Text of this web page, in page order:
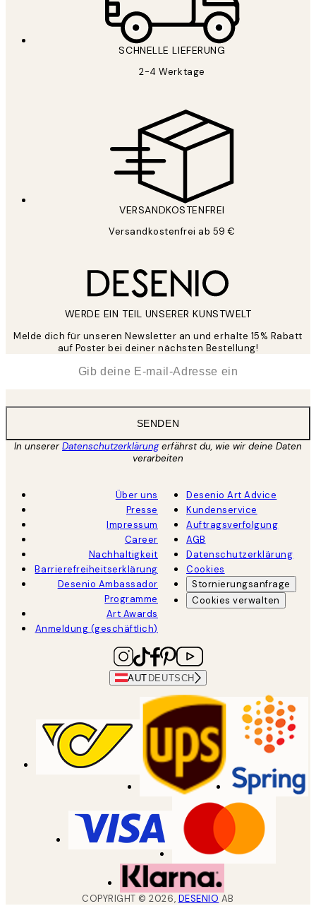
SCHNELLE LIEFERUNG
2-4 Werktage
VERSANDKOSTENFREI
Versandkostenfrei ab 59 €
WERDE EIN TEIL UNSERER KUNSTWELT
Melde dich für unseren Newsletter an und erhalte 15% Rabatt
auf Poster bei deiner nächsten Bestellung!
SENDEN
In unsererDatenschutzerklärungerfährst du, wie wir deine Daten
verarbeiten
Über uns
Presse
Impressum
Career
Nachhaltigkeit
Barrierefreiheitserklärung
Desenio Ambassador
Programme
Art Awards
Anmeldung (geschäftlich)
Desenio Art Advice
Kundenservice
Auftragsverfolgung
AGB
Datenschutzerklärung
Cookies
Stornierungsanfrage
Cookies verwalten
AUT DEUTSCH
COPYRIGHT ©2026, DESENIO AB